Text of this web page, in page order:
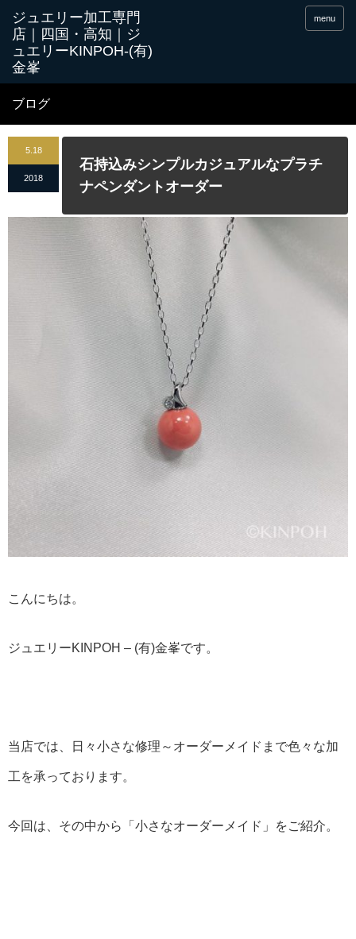
menu
ブログ
5.18
2018
石持込みシンプルカジュアルなプラチ
ナペンダントオーダー
こんにちは。
ジュエリーKINPOH – (有)金峯です。
当店では、日々小さな修理～オーダーメイドまで色々な加
工を承っております。
今回は、その中から「小さなオーダーメイド」をご紹介。